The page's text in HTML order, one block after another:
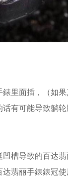
里面插，（如
有可能导致躺
槽导致的百达
翡丽手錶錶冠使